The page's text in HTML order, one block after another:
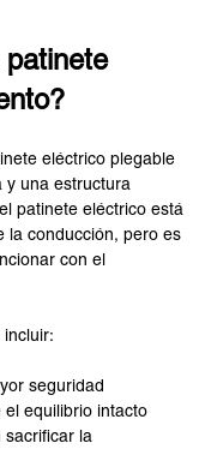
patinete
eléctrico plegable
y una estructura
patinete eléctrico está
la conducción, pero es
con el
incluir:
seguridad
equilibrio intacto
sacrificar la